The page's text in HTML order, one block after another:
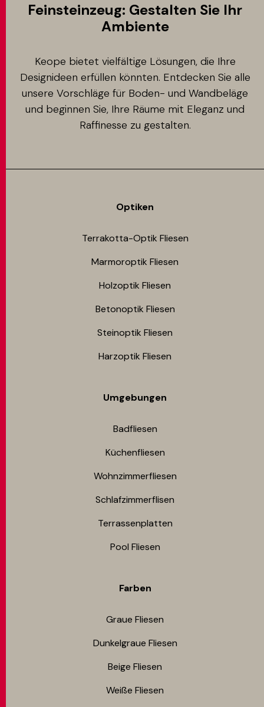
Feinsteinzeug: Gestalten Sie Ihr
Ambiente
Keope bietet vielfältige Lösungen, die Ihre
Designideen erfüllen könnten. Entdecken Sie alle
unsere Vorschläge für Boden- und Wandbeläge
und beginnen Sie, Ihre Räume mit Eleganz und
Raffinesse zu gestalten.
Optiken
Terrakotta-Optik Fliesen
Marmoroptik Fliesen
Holzoptik Fliesen
Betonoptik Fliesen
Steinoptik Fliesen
Harzoptik Fliesen
Umgebungen
Badfliesen
Küchenfliesen
Wohnzimmerfliesen
Schlafzimmerflisen
Terrassenplatten
Pool Fliesen
Farben
Graue Fliesen
Dunkelgraue Fliesen
Beige Fliesen
Weiße Fliesen